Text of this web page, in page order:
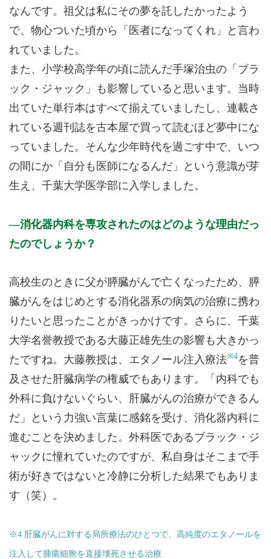
なんです。祖父は私にその夢を託したかったよう
で、物心ついた頃から「医者になってくれ」と言わ
れていました。
また、小学校高学年の頃に読んだ手塚治虫の「ブラ
ック・ジャック」も影響していると思います。当時
出ていた単行本はすべて揃えていましたし、連載さ
れている週刊誌を古本屋で買って読むほど夢中にな
っていました。そんな少年時代を過ごす中で、いつ
の間にか「自分も医師になるんだ」という意識が芽
生え、千葉大学医学部に入学しました。
消化器内科を専攻されたのはどのような理由だっ
たのでしょうか？
高校生のときに父が膵臓がんで亡くなったため、膵
臓がんをはじめとする消化器系の病気の治療に携わ
りたいと思ったことがきっかけです。さらに、千葉
大学名誉教授である大藤正雄先生の影響も大きかっ
たですね。大藤教授は、エタノール注入療法※4を普
及させた肝臓病学の権威でもあります。「内科でも
外科に負けないぐらい、肝臓がんの治療ができるん
だ」という力強い言葉に感銘を受け、消化器内科に
進むことを決めました。外科医であるブラック・ジ
ャックに憧れていたのですが、私自身はそこまで手
術が好きではないと冷静に分析した結果でもありま
す（笑）。
※4 肝臓がんに対する局所療法のひとつで、高純度のエタノールを
注入して腫瘍細胞を直接壊死させる治療